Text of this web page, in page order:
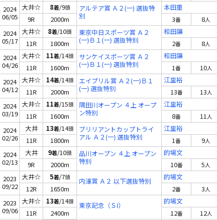
2024
06/05
大井☆ 8着/9頭
アルテア賞 Ａ２(一) 選抜特
別
本田重
9R
2000m 3番 8人
2024
05/17
大井☆ 8着/10頭
東京中日スポーツ賞 Ａ２
(一)Ｂ１(一) 選抜特別
和田譲
11R
1800m 2番 8人
2024
04/26
大井☆ 11着/14頭
サンケイスポーツ賞 Ａ２
(一)Ｂ１(一) 選抜特別
和田譲
11R
1600m 1番 10人
2024
04/12
大井☆ 14着/14頭
エイプリル賞 Ａ２(一)Ｂ１
(一) 選抜特別
江里裕
11R
2000m 13番 13人
2024
03/19
大井☆ 11着/15頭
隅田川オープン ４上 オープ
ン特別
江里裕
11R
1600m 8番 11人
2024
02/26
大井 13着/14頭
ブリリアントカップトライ
アル Ａ２(一) 選抜特別
江里裕
11R
1800m 1番 9人
2024
02/13
大井 9着/10頭
品川オープン ４上 オープン
特別
的場文
9R
2000m 10番 5人
2023
09/22
大井☆ 5着/7頭 内濠賞 Ａ２ 以下選抜特別
的場文
12R
1650m 2番 3人
2023
09/06
大井☆ 13着/14頭 東京記念（ＳI）
的場文
11R
2400m 12番 12人